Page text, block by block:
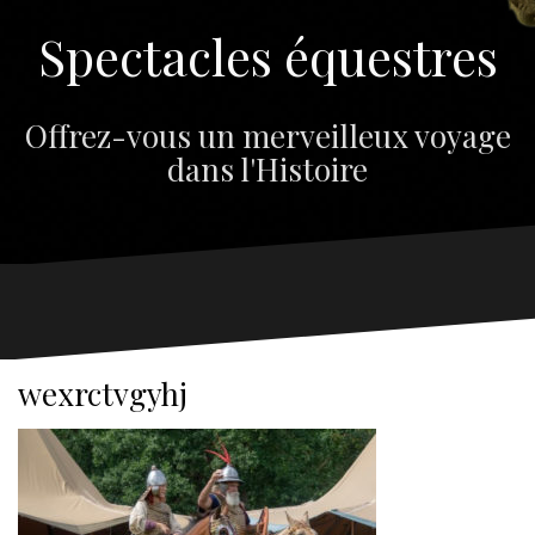
Spectacles équestres
Offrez-vous un merveilleux voyage
dans l'Histoire
wexrctvgyhj